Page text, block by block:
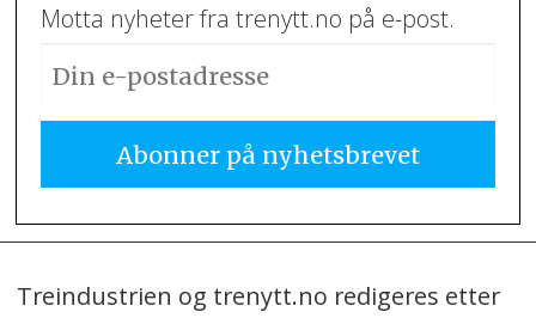
Motta nyheter fra trenytt.no på e-post.
Treindustrien og trenytt.no redigeres etter